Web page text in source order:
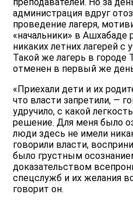
преподавателей. Но за
администрация вдруг
проведение лагеря,
«начальники» в Ашхабаде
никаких летних лагерей с
Такой же лагерь в
отменен в первый же
«Приехали дети и их
что власти запретили, —
удручило, с какой
решение. Для меня было
люди здесь не имели
говорили власти,
было грустным
доказательством
спецслужб и их желания
говорит он.